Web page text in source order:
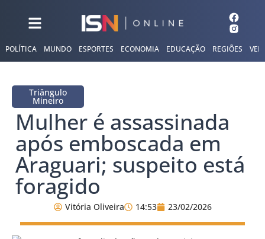
POLÍTICA MUNDO ESPORTES ECONOMIA EDUCAÇÃO REGIÕES
Triângulo
Mineiro
Mulher é assassinada
após emboscada em
Araguari; suspeito está
foragido
Vitória Oliveira 14:53 23/02/2026